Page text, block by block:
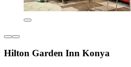
Hilton Garden Inn Konya